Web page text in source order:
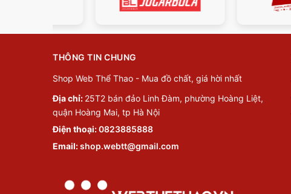
THÔNG TIN CHUNG
Shop Web Thể Thao - Mua đồ chất, giá hời nhất
Địa chỉ: 25T2 bán đảo Linh Đàm, phường Hoàng Liệt,
quận Hoàng Mai, tp Hà Nội
Điện thoại:0823885888
Email:shop.webtt@gmail.com